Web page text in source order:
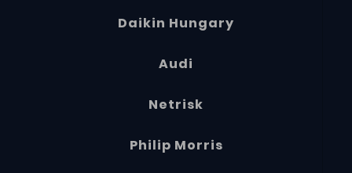
Daikin Hungary
Audi
Netrisk
Philip Morris